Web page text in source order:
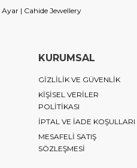
KURUMSAL
GİZLİLİK VE GÜVENLİK
KİŞİSEL VERİLER
POLİTİKASI
İPTAL VE İADE KOŞULLARI
MESAFELİ SATIŞ
SÖZLEŞMESİ